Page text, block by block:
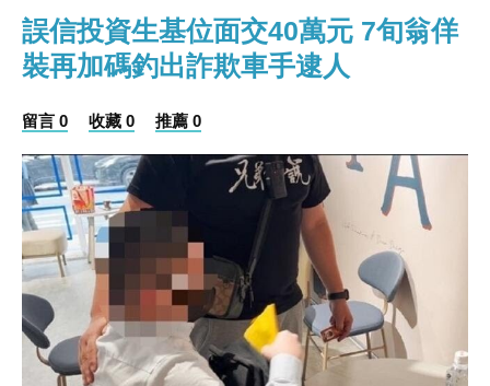
誤信投資生基位面交40萬元 7旬翁佯
裝再加碼釣出詐欺車手逮人
留言 0 收藏 0 推薦 0